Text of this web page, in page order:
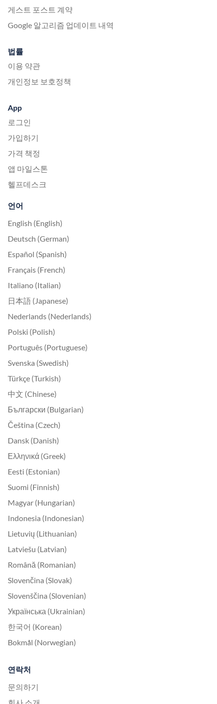
게스트 포스트 계약
Google 알고리즘 업데이트 내역
법률
이용 약관
개인정보 보호정책
App
로그인
가입하기
가격 책정
앱 마일스톤
헬프데스크
언어
English (English)
Deutsch (German)
Español (Spanish)
Français (French)
Italiano (Italian)
日本語 (Japanese)
Nederlands (Nederlands)
Polski (Polish)
Português (Portuguese)
Svenska (Swedish)
Türkçe (Turkish)
中文 (Chinese)
Български (Bulgarian)
Čeština (Czech)
Dansk (Danish)
Ελληνικά (Greek)
Eesti (Estonian)
Suomi (Finnish)
Magyar (Hungarian)
Indonesia (Indonesian)
Lietuvių (Lithuanian)
Latviešu (Latvian)
Română (Romanian)
Slovenčina (Slovak)
Slovenščina (Slovenian)
Українська (Ukrainian)
한국어 (Korean)
Bokmål (Norwegian)
연락처
문의하기